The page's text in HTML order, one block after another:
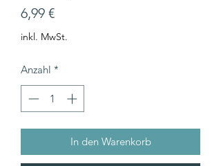
6,99 €Preis
inkl. MwSt.
Anzahl *
In den Warenkorb